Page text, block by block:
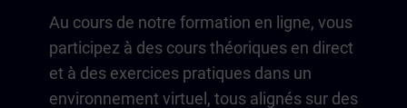
Au cours de notre formation en ligne, vous
participez à des cours théoriques en direct
et à des exercices pratiques dans un
environnement virtuel, tous alignés sur des